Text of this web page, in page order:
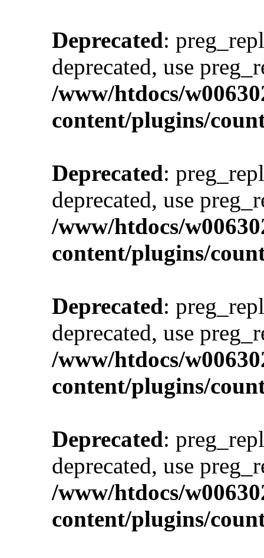
Deprecated:
deprecated, use
/www/htdocs/
content/plugins/
Deprecated:
deprecated, use
/www/htdocs/
content/plugins/
Deprecated:
deprecated, use
/www/htdocs/
content/plugins/
Deprecated:
deprecated, use
/www/htdocs/
content/plugins/